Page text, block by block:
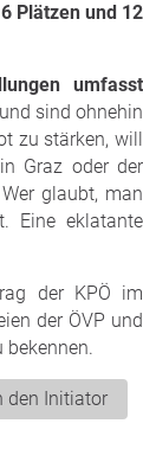
Plätzen und 12
umfasst
sind ohnehin
zu stärken, will
Graz oder der
glaubt, man
Eine eklatante
der KPÖ im
der ÖVP und
bekennen.
den Initiator